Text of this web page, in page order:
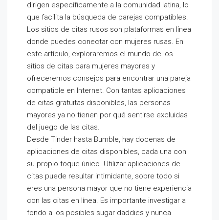
dirigen específicamente a la comunidad latina, lo
que facilita la búsqueda de parejas compatibles.
Los sitios de citas rusos son plataformas en línea
donde puedes conectar con mujeres rusas. En
este artículo, exploraremos el mundo de los
sitios de citas para mujeres mayores y
ofreceremos consejos para encontrar una pareja
compatible en Internet. Con tantas aplicaciones
de citas gratuitas disponibles, las personas
mayores ya no tienen por qué sentirse excluidas
del juego de las citas.
Desde Tinder hasta Bumble, hay docenas de
aplicaciones de citas disponibles, cada una con
su propio toque único. Utilizar aplicaciones de
citas puede resultar intimidante, sobre todo si
eres una persona mayor que no tiene experiencia
con las citas en línea. Es importante investigar a
fondo a los posibles sugar daddies y nunca